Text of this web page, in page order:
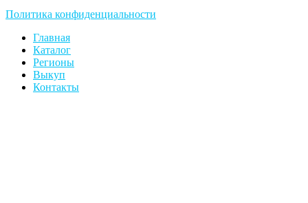
Политика конфиденциальности
Главная
Каталог
Регионы
Выкуп
Контакты